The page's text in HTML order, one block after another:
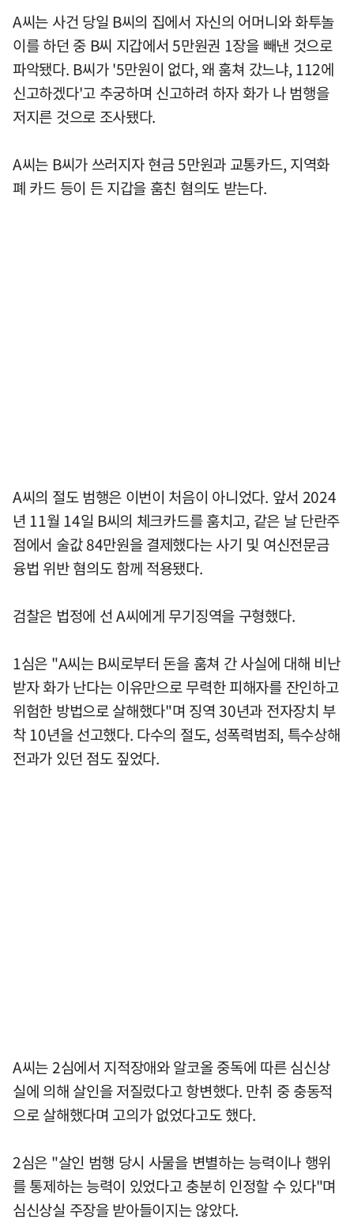
A씨는 사건 당일 B씨의 집에서 자신의 어머니와 화투놀
이를 하던 중 B씨 지갑에서 5만원권 1장을 빼낸 것으로
파악됐다. B씨가 '5만원이 없다, 왜 훔쳐 갔느냐, 112에
신고하겠다'고 추궁하며 신고하려 하자 화가 나 범행을
저지른 것으로 조사됐다.
A씨는 B씨가 쓰러지자 현금 5만원과 교통카드, 지역화
폐 카드 등이 든 지갑을 훔친 혐의도 받는다.
A씨의 절도 범행은 이번이 처음이 아니었다. 앞서 2024
년 11월 14일 B씨의 체크카드를 훔치고, 같은 날 단란주
점에서 술값 84만원을 결제했다는 사기 및 여신전문금
융법 위반 혐의도 함께 적용됐다.
검찰은 법정에 선 A씨에게 무기징역을 구형했다.
1심은 "A씨는 B씨로부터 돈을 훔쳐 간 사실에 대해 비난
받자 화가 난다는 이유만으로 무력한 피해자를 잔인하고
위험한 방법으로 살해했다"며 징역 30년과 전자장치 부
착 10년을 선고했다. 다수의 절도, 성폭력범죄, 특수상해
전과가 있던 점도 짚었다.
A씨는 2심에서 지적장애와 알코올 중독에 따른 심신상
실에 의해 살인을 저질렀다고 항변했다. 만취 중 충동적
으로 살해했다며 고의가 없었다고도 했다.
2심은 "살인 범행 당시 사물을 변별하는 능력이나 행위
를 통제하는 능력이 있었다고 충분히 인정할 수 있다"며
심신상실 주장을 받아들이지는 않았다.